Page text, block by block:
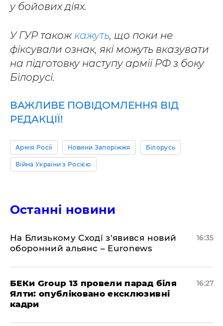
у бойових діях.
У ГУР такожкажуть, що поки не
фіксували ознак, які можуть вказувати
на підготовку наступу армії РФ з боку
Білорусі.
ВАЖЛИВЕ ПОВІДОМЛЕННЯ ВІД
РЕДАКЦІЇ!
Армія Росії Новини Запоріжжя Білорусь
Війна України з Росією
Останні новини
На Близькому Сході з'явився новий
оборонний альянс – Euronews
16:35
БЕКи Group 13 провели парад біля
Ялти: опубліковано ексклюзивні
кадри
16:27